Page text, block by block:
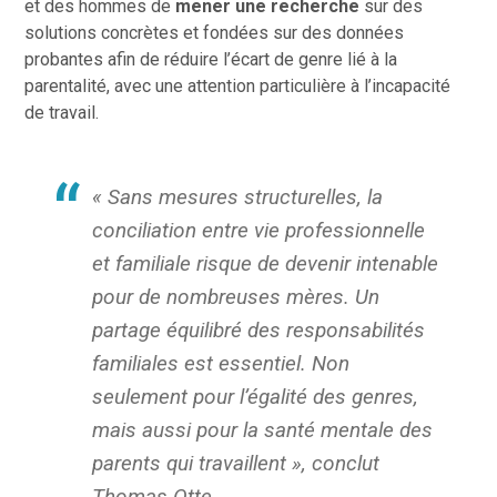
et des hommes de mener une recherche sur des
solutions concrètes et fondées sur des données
probantes afin de réduire l’écart de genre lié à la
parentalité, avec une attention particulière à l’incapacité
de travail.
« Sans mesures structurelles, la
conciliation entre vie professionnelle
et familiale risque de devenir intenable
pour de nombreuses mères. Un
partage équilibré des responsabilités
familiales est essentiel. Non
seulement pour l’égalité des genres,
mais aussi pour la santé mentale des
parents qui travaillent », conclut